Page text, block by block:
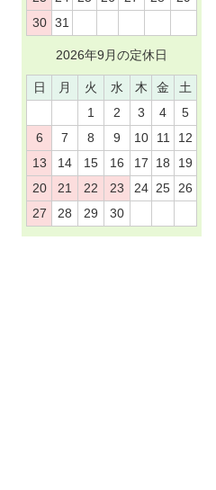
30 31
2026年9月の定休日
日 月 火 水 木 金
土
1
2 3 4
5
6
7 8 9 10 11
12
13
14 15 16 17 18
19
20
21 22 23 24 25
26
27
28 29 30